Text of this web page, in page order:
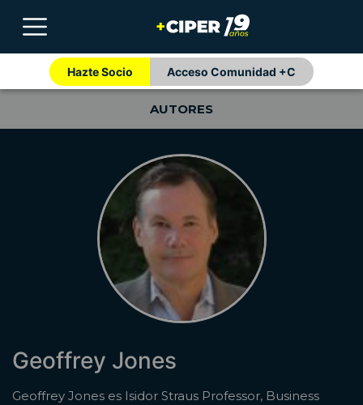
Hazte Socio Acceso Comunidad +C
AUTORES
Geoffrey Jones
Geoffrey Jones es Isidor Straus Professor, Business